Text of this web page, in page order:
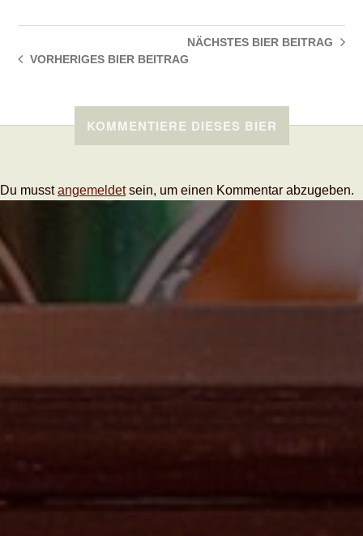
NÄCHSTES BIERBEITRAG
VORHERIGES BIER BEITRAG
KOMMENTIERE DIESES BIER
Du musstangemeldetsein, um einen Kommentar abzugeben.